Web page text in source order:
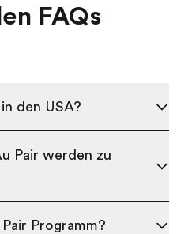
FAQs
den USA?
Pair werden zu
Programm?